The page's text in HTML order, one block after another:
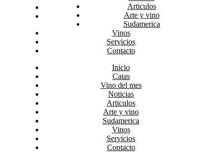
Articulos
Arte y vino
Sudamerica
Vinos
Servicios
Contacto
Inicio
Catas
Vino del mes
Noticias
Articulos
Arte y vino
Sudamerica
Vinos
Servicios
Contacto